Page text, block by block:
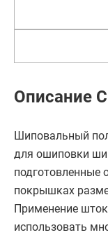
Описание
Шиповальный
для ошиповки
подготовленные
покрышках
Применение
использовать